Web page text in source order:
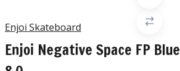
Enjoi Skateboard
Enjoi Negative Space FP Blue